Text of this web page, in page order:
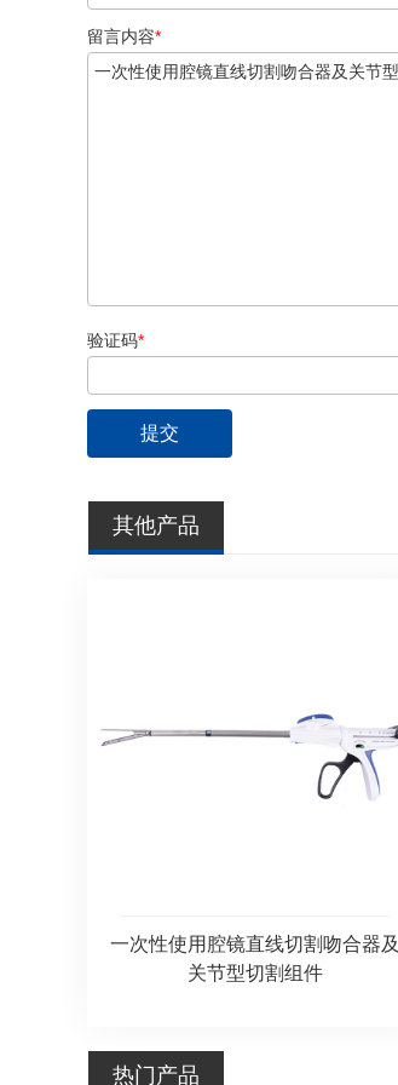
留言内容*
验证码*
其他产品
一次性使用腔镜直线切割吻合器及
关节型切割组件
热门产品